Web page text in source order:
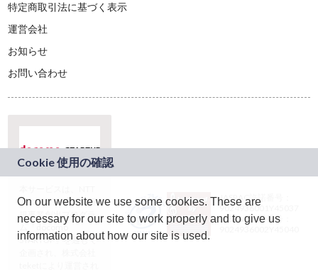
特定商取引法に基づく表示
運営会社
お知らせ
お問い合わせ
ドコモグループの新
規事業創出プログラ
ム「docomo
STARTUP」を通じて
JASRAC許諾番号：
9024936001Y45037
JASRAC許諾番号：
On our website we use some cookies. These are
necessary for our site to work properly and to give us
information about how our site is used.